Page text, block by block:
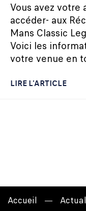
Vous avez votre
accéder- aux
Mans Classic
Voici les
votre venue en
LIRE L'ARTICLE
Accueil